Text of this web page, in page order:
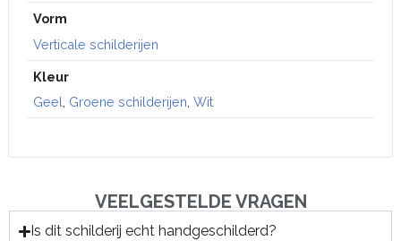
Vorm
Verticale schilderijen
Kleur
Geel Groene schilderijen ,Wit
VEELGESTELDE VRAGEN
Is dit schilderij echt handgeschilderd?